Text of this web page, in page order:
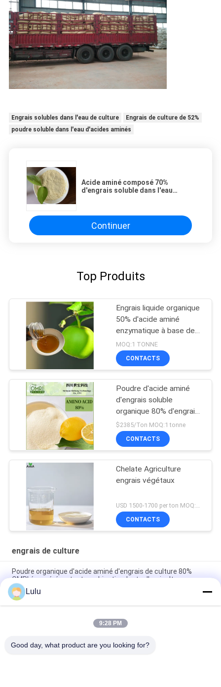
Engrais solubles dans l'eau de culture
Engrais de culture de 52%
poudre soluble dans l'eau d'acides aminés
Acide aminé composé 70%
d'engrais soluble dans l'eau
Continuer
Top Produits
Engrais liquide organique
50% d'acide aminé
enzymatique à base de
soja
MOQ:1 TONNE
CONTACTS
Poudre d'acide aminé
d'engrais soluble
organique 80% d'engrais
bio
$2385/Ton MOQ:1 tonne
CONTACTS
Chelate Agriculture
engrais végétaux
CONTACTS
engrais de culture
Poudre organique d'acide aminé d'engrais de culture 80%
OMRI énuméré en tant que biostimulants d'agriculture
L'acide aminé foliaire organique d'engrais d'azote a chélaté le
bore de Ca saupoudrent 100% hydrosoluble
L'acide aminé foliaire organique d'engrais a chélaté les engrais
Lulu
9:28 PM
Good day, what product are you looking for?